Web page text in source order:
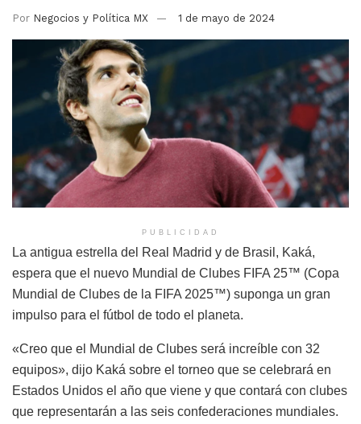
Por Negocios y Política MX 1 de mayo de 2024
PUBLICIDAD
La antigua estrella del Real Madrid y de Brasil, Kaká,
espera que el nuevo Mundial de Clubes FIFA 25™ (Copa
Mundial de Clubes de la FIFA 2025™) suponga un gran
impulso para el fútbol de todo el planeta.
«Creo que el Mundial de Clubes será increíble con 32
equipos», dijo Kaká sobre el torneo que se celebrará en
Estados Unidos el año que viene y que contará con clubes
que representarán a las seis confederaciones mundiales.